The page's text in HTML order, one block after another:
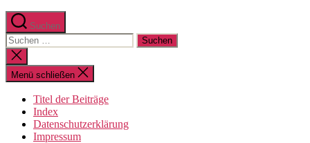
Suchen
Suchen
nach:
Suche
schließen
Menü schließen
Titel der Beiträge
Index
Datenschutzerklärung
Impressum